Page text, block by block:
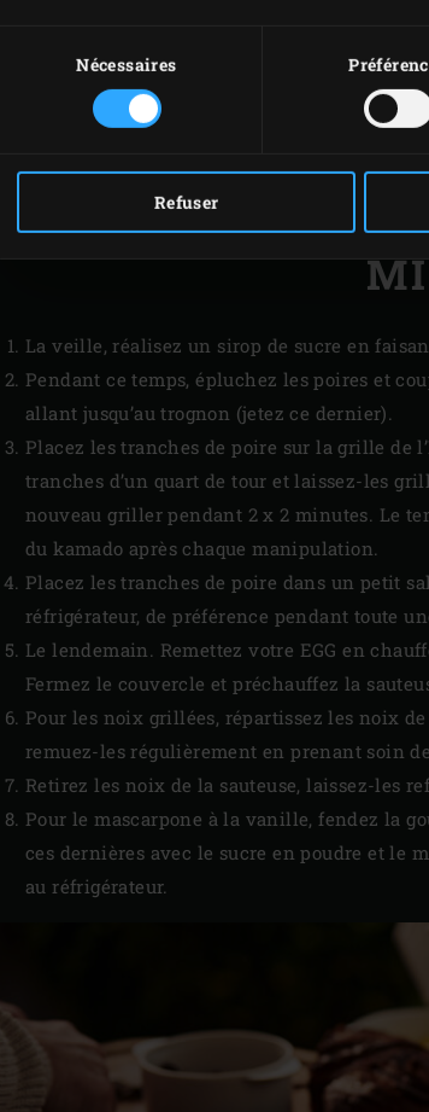
consentement
Nécessaires
Refuser
La veille, réalisez un sirop de sucre en
Pendant ce temps, épluchez les poires et
allant jusqu’au trognon (jetez ce dernier).
Placez les tranches de poire sur la grille de
tranches d’un quart de tour et laissez-les
nouveau griller pendant 2 x 2 minutes. Le
du kamado après chaque manipulation.
Placez les tranches de poire dans un petit
réfrigérateur, de préférence pendant toute
Le lendemain. Remettez votre EGG en
Fermez le couvercle et préchauffez la
Pour les noix grillées, répartissez les noix
remuez-les régulièrement en prenant soin
Retirez les noix de la sauteuse, laissez-les
Pour le mascarpone à la vanille, fendez la
ces dernières avec le sucre en poudre et le
au réfrigérateur.